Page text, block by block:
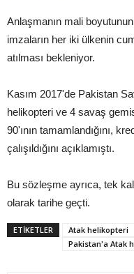
Anlaşmanın mali
imzaların her iki ülkenin
atılması bekleniyor.
Kasım 2017'de Pakistan
helikopteri ve 4 savaş
90'ının tamamlandığını,
çalışıldığını açıklamıştı.
Bu sözleşme ayrıca, tek
olarak tarihe geçti.
ETİKETLER Atak helikopteri
Pakistan'a Atak